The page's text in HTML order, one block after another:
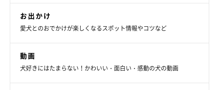
お出かけ
愛犬とのおでかけが楽しくなるスポット情報やコツなど
動画
犬好きにはたまらない！かわいい・面白い・感動の犬の動画